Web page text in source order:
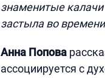
знаменитые
застыла во
Анна Попова
ассоциируется с